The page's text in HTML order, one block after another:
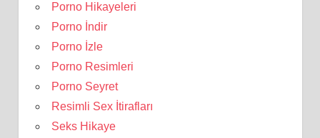
Porno Hikayeleri
Porno İndir
Porno İzle
Porno Resimleri
Porno Seyret
Resimli Sex İtirafları
Seks Hikaye